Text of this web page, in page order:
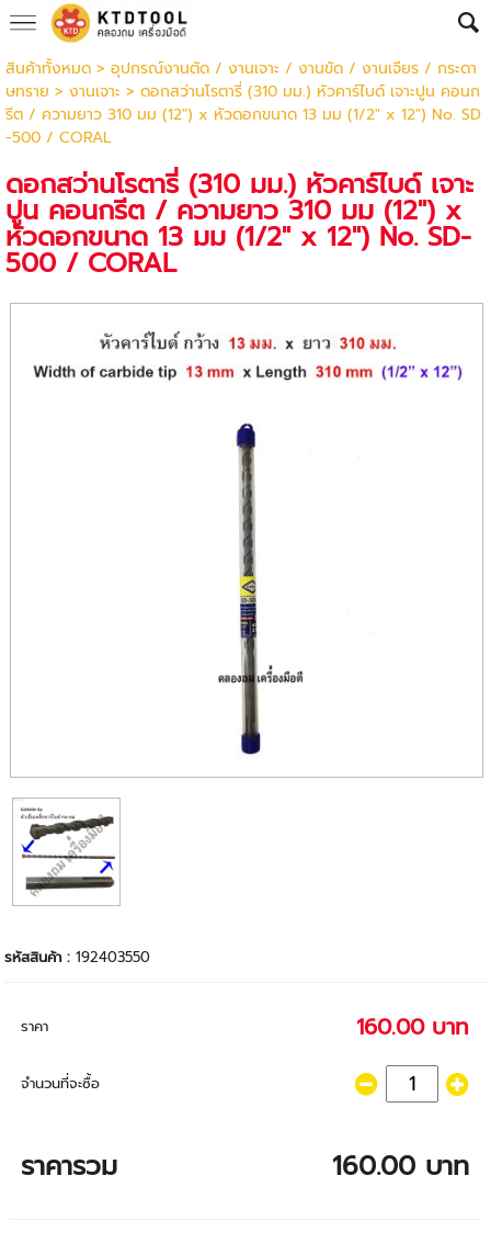
สินค้าทั้งหมด> อุปกรณ์งานตัด / งานเจาะ / งานขัด / งานเจียร / กระดา
ษทราย > งานเจาะ > ดอกสว่านโรตารี่ (310 มม.) หัวคาร์ไบด์ เจาะปูน คอนก
รีต / ความยาว 310 มม (12") x หัวดอกขนาด 13 มม (1/2" x 12") No. SD
-500 / CORAL
ดอกสว่านโรตารี่ (310 มม.) หัวคาร์ไบด์ เจาะ
ปูน คอนกรีต / ความยาว 310 มม (12") x
หัวดอกขนาด 13 มม (1/2" x 12") No. SD-
500 / CORAL
รหัสสินค้า :192403550
ราคา 160.00 บาท
จำนวนที่จะซื้อ
ราคารวม 160.00 บาท